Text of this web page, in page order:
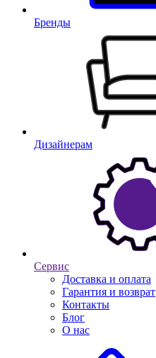
Бренды
Дизайнерам
Сервис
Доставка и оплата
Гарантия и возврат
Контакты
Блог
О нас